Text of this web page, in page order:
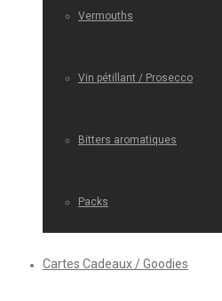
Vermouths
Vin pétillant / Prosecco
Bitters aromatiques
Packs
Cartes Cadeaux / Goodies